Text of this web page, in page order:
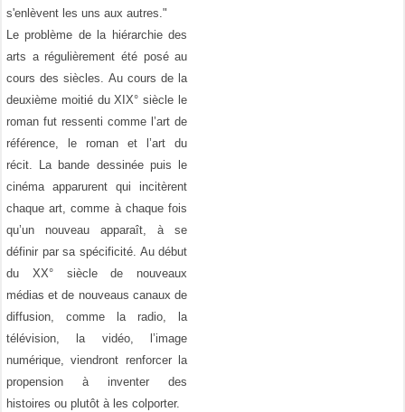
s'enlèvent les uns aux autres."
Le problème de la hiérarchie des
arts a régulièrement été posé au
cours des siècles. Au cours de la
deuxième moitié du XIX° siècle le
roman fut ressenti comme l’art de
référence, le roman et l’art du
récit. La bande dessinée puis le
cinéma apparurent qui incitèrent
chaque art, comme à chaque fois
qu’un nouveau apparaît, à se
définir par sa spécificité. Au début
du XX° siècle de nouveaux
médias et de nouveaus canaux de
diffusion, comme la radio, la
télévision, la vidéo, l’image
numérique, viendront renforcer la
propension à inventer des
histoires ou plutôt à les colporter.